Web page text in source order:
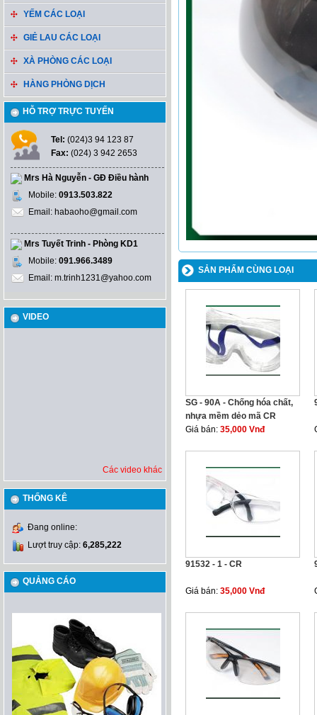
YẾM CÁC LOẠI
GIẺ LAU CÁC LOẠI
XÀ PHÒNG CÁC LOẠI
HÀNG PHÒNG DỊCH
HỖ TRỢ TRỰC TUYẾN
Tel: (024)3 94 123 87
Fax: (024) 3 942 2653
Mrs Hà Nguyễn - GĐ Điều hành
Mobile: 0913.503.822
Email: habaoho@gmail.com
Mrs Tuyết Trinh - Phòng KD1
Mobile: 091.966.3489
Email: m.trinh1231@yahoo.com
VIDEO
Các video khác
THỐNG KÊ
Đang online:
Lượt truy cập: 6,285,222
QUẢNG CÁO
SẢN PHẨM CÙNG LOẠI
SG - 90A - Chống hóa chất,
nhựa mềm dẻo mã CR
Giá bán: 35,000 Vnđ
91532 - 1 - CR
Giá bán: 35,000 Vnđ